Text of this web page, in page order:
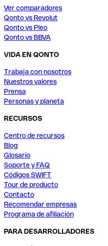
Ver comparadores
Qonto vs Revolut
Qonto vs Pleo
Qonto vs BBVA
VIDA EN QONTO
Trabaja con nosotros
Nuestros valores
Prensa
Personas y planeta
RECURSOS
Centro de recursos
Blog
Glosario
Soporte y FAQ
Códigos SWIFT
Tour de producto
Contacto
Recomendar empresas
Programa de afiliación
PARA DESARROLLADORES